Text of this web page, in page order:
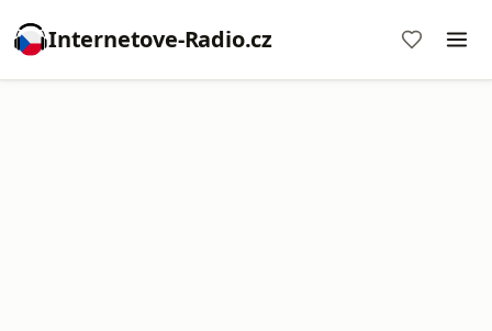
Internetove-Radio.cz